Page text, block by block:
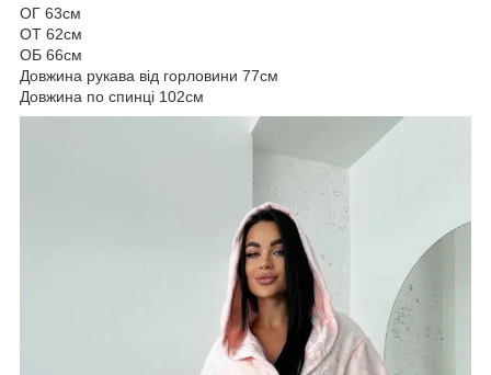
ОГ 63см
ОТ 62см
ОБ 66см
Довжина рукава від горловини 77см
Довжина по спинці 102см